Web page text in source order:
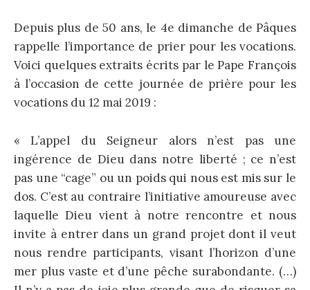
Depuis plus de 50 ans, le 4e dimanche de Pâques
rappelle l’importance de prier pour les vocations.
Voici quelques extraits écrits par le Pape François
à l’occasion de cette journée de prière pour les
vocations du 12 mai 2019 :
« L’appel du Seigneur alors n’est pas une
ingérence de Dieu dans notre liberté ; ce n’est
pas une “cage” ou un poids qui nous est mis sur le
dos. C’est au contraire l’initiative amoureuse avec
laquelle Dieu vient à notre rencontre et nous
invite à entrer dans un grand projet dont il veut
nous rendre participants, visant l’horizon d’une
mer plus vaste et d’une pêche surabondante. (…)